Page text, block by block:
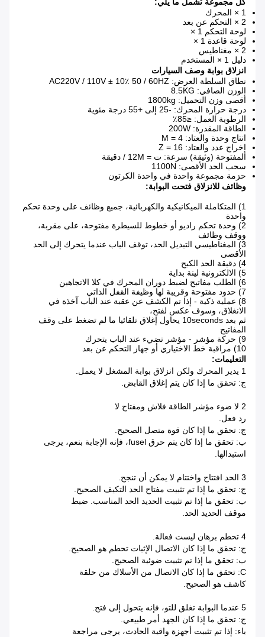
كل مجموعة تشمل ما يلي:
1 × المحرك
2 × التحكم عن بعد
لوحة التحكم 1 ×
لوحة قاعدة 1 ×
2 × مغناطيس
دليل 1 × المستخدم
انزلاق بوابة وصف السيارات
نطاق السلطة العرض: AC220V / 110V ± 10٪ 50 / 60HZ
الوزن الصافي: 8.5KG
أقصى وزن التحميل: 1800kg
درجة حرارة المحرك: -25 إلى +55 درجة مئوية
الرطوبة العمل: ≤85٪
الطاقة المقدرة: 200W
انتاج وحدة والعتاد: M = 4
إخراج عدد والعتاد: Z = 16
المفتوحة (وثيقة) سرعة: ت = 12M / دقيقة
سحب الحد الأقصى: 1100N
حزمة مجموعة واحدة في واحدة الكرتون
وظائف للانزلاق فتحت البوابة:
1) المتكاملة الميكانيكية والكهربائية، جميع وظائف على وحدة تحكم
واحدة
2) وحدة تحكم راديو أو خطوط للسيطرة مفتوحة، على مقربة،
ووقف وظائف
3) المغناطيسي التبديل الحد، توقف الباب عندما يتحرك إلى الحد
الأقصى
4) دقيقة الحد الكبح
5) الالكترونية لينة بداية
6) الطلب مفاتيح لضبط دوران المحرك في كلا الاتجاهين
7) حدود مفتوحة وقريبة لها وظيفة القفل الذاتي
8) عملية ذكية - إذا تم الكشف عن عقبة عند الباب آخذة في
الانغلاق، وسوف عكس لفتح،
ثم بعد 10seconds يحاول إغلاق تلقائيا ما لم تضغط على وقف
المفاتيح
9) حركة مؤشر - مؤشر تضيء عند الباب يتحرك
10) مراقبة خط الاختياري أو جهاز التحكم عن بعد
التعليمات:
1 يدير المحرك ولكن انزلاق بوابة المشغل لا يعمل.
ج: تحقق ما إذا كان يتم إغلاق القابض.
2 لا ضوء مؤشر الطاقة فلاش ومفتاح لا
رد فعل.
ج: تحقق ما إذا كان قوة متصل الصحيح.
ب: تحقق ما إذا كان يتم حرق fusel، فإنه الإجابة بنعم، يرجى
استبدالها.
3 الحد افتتاح واختتام لا يمكن أن تنجح.
ج: تحقق ما إذا تم تثبيت مفتاح الحد التكيف الصحيح.
ب: تحقق ما إذا تم تثبيت الحديد الحد المناسب. ضبط
موقف الحديد الحد.
4 تحطم برهان ليست فعالة.
ج: تحقق ما إذا كان الاتصال الإثبات تحطم هو الصحيح.
ب: تحقق ما إذا تم تثبيت ضوئية الصحيح.
C: تحقق ما إذا كان الاتصال من الأسلاك من حلقة
كاشف هو الصحيح.
5 عندما البوابة تغلق للتو، فإنه يتحول إلى فتح.
ج: تحقق ما إذا كان الجهد أمر طبيعي.
باء: إذا تم تثبيت أجهزة واقية الحادث، يرجى مراجعة